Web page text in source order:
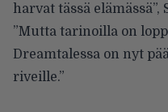
harvat tässä
”Mutta tarinoilla on
Dreamtalessa on nyt
riveille.”